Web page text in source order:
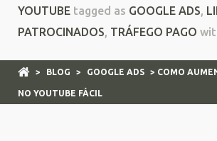
YOUTUBE tagged as GOOGLE ADS,
PATROCINADOS, TRÁFEGO PAGO
> BLOG > GOOGLE ADS > COMO
NO YOUTUBE FÁCIL